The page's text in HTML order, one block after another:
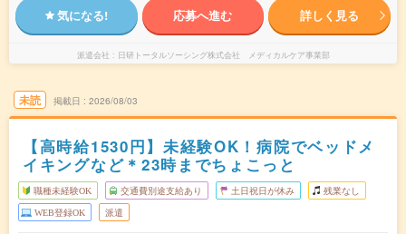
気になる! 応募へ進む 詳しく見る
派遣会社 日研トータルソーシング株式会社 メディカルケア事業部
未読 掲載日 2026/08/03
【高時給1530円】未経験OK！病院でベッドメ
イキングなど＊23時までちょこっと
職種未経験OK 交通費別途支給あり 土日祝日が休み 残業なし
WEB登録OK 派遣